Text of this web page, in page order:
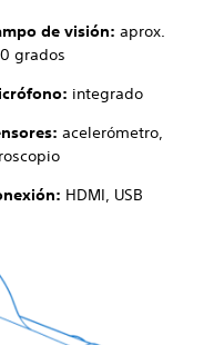
de visión: aprox.
grados
integrado
acelerómetro,
HDMI, USB